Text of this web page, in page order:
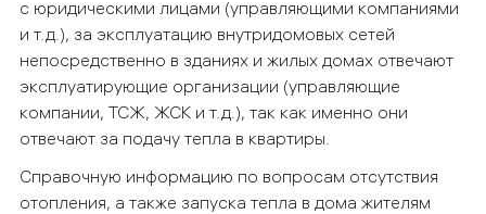
с юридическими лицами (управляющими компаниями
и т.д.), за эксплуатацию внутридомовых сетей
непосредственно в зданиях и жилых домах отвечают
эксплуатирующие организации (управляющие
компании, ТСЖ, ЖСК и т.д.), так как именно они
отвечают за подачу тепла в квартиры.
Справочную информацию по вопросам отсутствия
отопления, а также запуска тепла в дома жителям